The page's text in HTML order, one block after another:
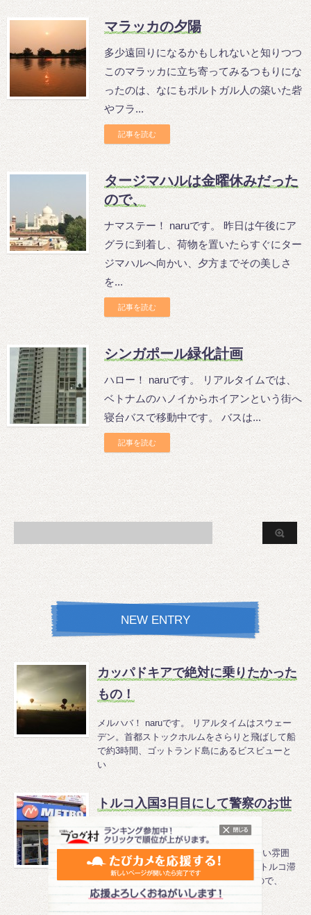
マラッカの夕陽
多少遠回りになるかもしれないと知りつつ
このマラッカに立ち寄ってみるつもりにな
ったのは、なにもポルトガル人の築いた砦
やフラ...
記事を読む
タージマハルは金曜休みだった
ので、
ナマステー！ naruです。 昨日は午後にア
グラに到着し、荷物を置いたらすぐにター
ジマハルへ向かい、夕方までその美しさ
を...
記事を読む
シンガポール緑化計画
ハロー！ naruです。 リアルタイムでは、
ベトナムのハノイからホイアンという街へ
寝台バスで移動中です。 バスは...
記事を読む
NEW ENTRY
カッパドキアで絶対に乗りたかった
もの！
メルハバ！ naruです。 リアルタイムはスウェー
デン。首都ストックホルムをさらりと飛ばして船
で約3時間、ゴットランド島にあるビスビューと
い
トルコ入国3日目にして警察のお世
話になる
メルハバ！ヒロアキです。 ワンの街がいい雰囲
気で、もっと滞在したかったのですが、トルコ滞
在は約2週間で次の予定が決まっていたので、
早々に次